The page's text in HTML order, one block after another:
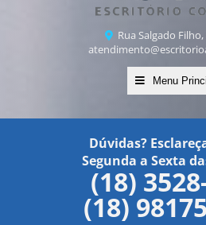
Rua Salgado Filho,
Menu
Dúvidas?
Segunda a Sexta
(18)
(18)